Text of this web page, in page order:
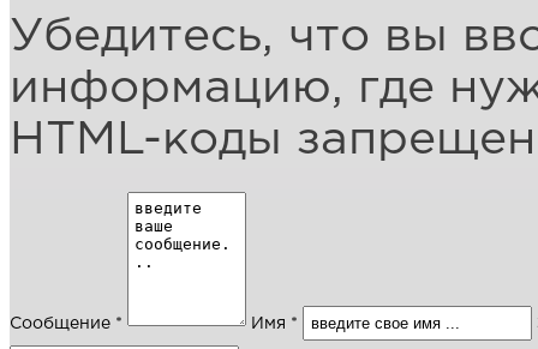
Убедитесь, что вы
информацию, где
HTML-коды
Сообщение * Имя *